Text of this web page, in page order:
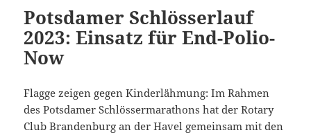
Potsdamer Schlösserlauf
2023: Einsatz für End-Polio-
Now
Flagge zeigen gegen Kinderlähmung: Im Rahmen
des Potsdamer Schlössermarathons hat der Rotary
Club Brandenburg an der Havel gemeinsam mit den